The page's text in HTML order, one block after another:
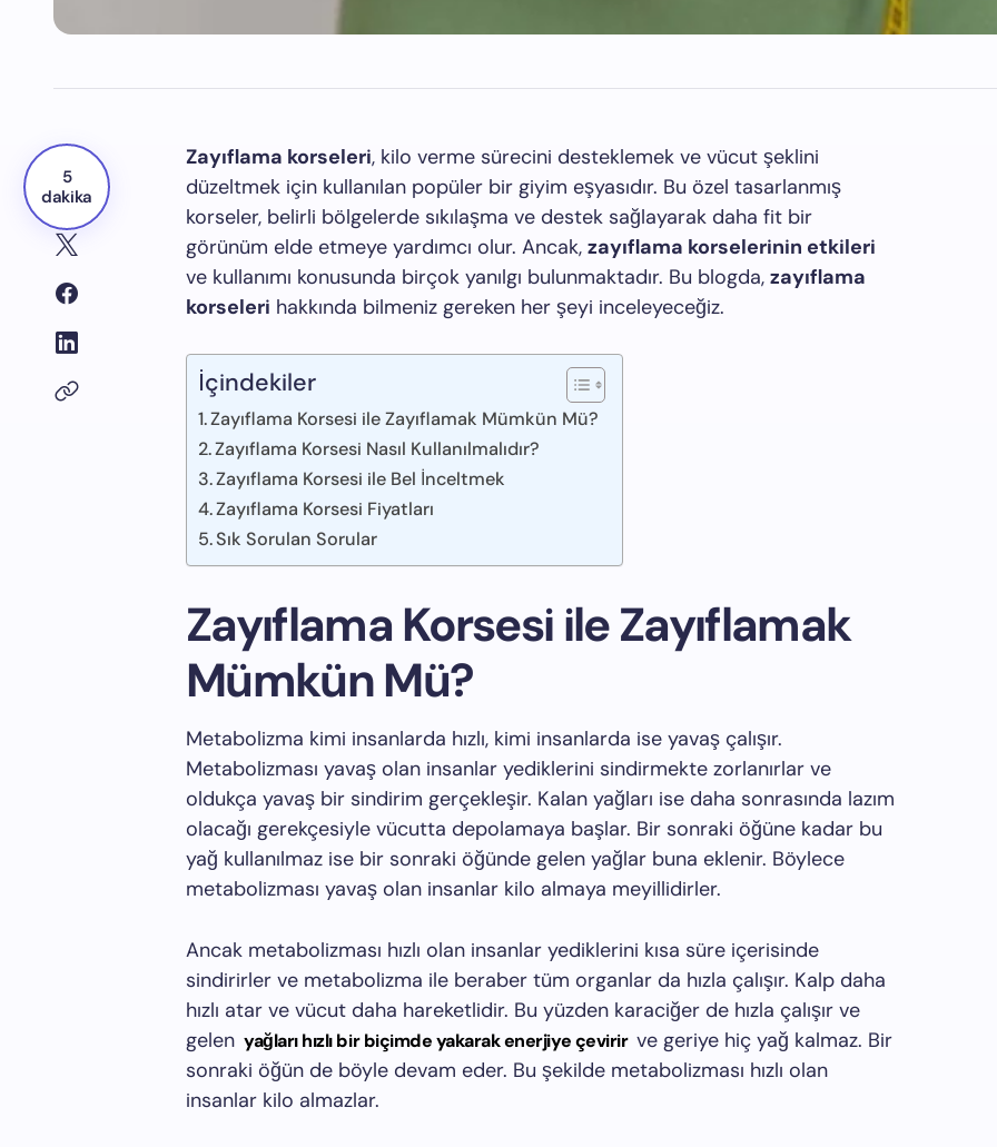
5
dakika
Zayıflama korseleri, kilo verme sürecini desteklemek ve vücut şeklini
düzeltmek için kullanılan popüler bir giyim eşyasıdır. Bu özel tasarlanmış
korseler, belirli bölgelerde sıkılaşma ve destek sağlayarak daha fit bir
görünüm elde etmeye yardımcı olur. Ancak, zayıflama korselerinin etkileri
ve kullanımı konusunda birçok yanılgı bulunmaktadır. Bu blogda, zayıflama
korseleri hakkında bilmeniz gereken her şeyi inceleyeceğiz.
İçindekiler
Zayıflama Korsesi ile Zayıflamak Mümkün Mü?
Zayıflama Korsesi Nasıl Kullanılmalıdır?
Zayıflama Korsesi ile Bel İnceltmek
Zayıflama Korsesi Fiyatları
Sık Sorulan Sorular
Zayıflama Korsesi ile Zayıflamak
Mümkün Mü?
Metabolizma kimi insanlarda hızlı, kimi insanlarda ise yavaş çalışır.
Metabolizması yavaş olan insanlar yediklerini sindirmekte zorlanırlar ve
oldukça yavaş bir sindirim gerçekleşir. Kalan yağları ise daha sonrasında lazım
olacağı gerekçesiyle vücutta depolamaya başlar. Bir sonraki öğüne kadar bu
yağ kullanılmaz ise bir sonraki öğünde gelen yağlar buna eklenir. Böylece
metabolizması yavaş olan insanlar kilo almaya meyillidirler.
Ancak metabolizması hızlı olan insanlar yediklerini kısa süre içerisinde
sindirirler ve metabolizma ile beraber tüm organlar da hızla çalışır. Kalp daha
hızlı atar ve vücut daha hareketlidir. Bu yüzden karaciğer de hızla çalışır ve
gelen yağları hızlı bir biçimde yakarak enerjiye çevirir ve geriye hiç yağ kalmaz. Bir
sonraki öğün de böyle devam eder. Bu şekilde metabolizması hızlı olan
insanlar kilo almazlar.